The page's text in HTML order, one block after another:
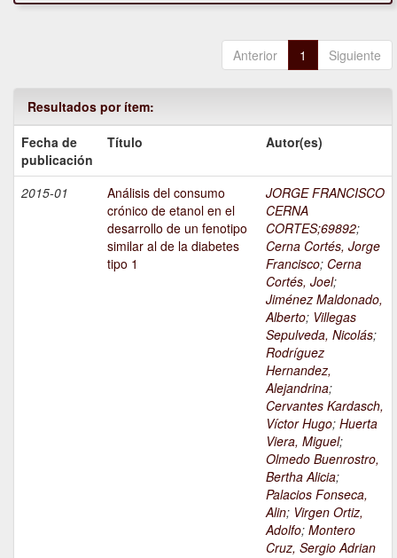
Anterior 1 Siguiente
Resultados por ítem:
Fecha de
publicación
Título Autor(es)
2015-01
Análisis del consumo
crónico de etanol en el
desarrollo de un fenotipo
similar al de la diabetes
tipo 1
JORGE FRANCISCO
CERNA
CORTES;69892;
Cerna Cortés, Jorge
Francisco; Cerna
Cortés, Joel;
Jiménez Maldonado,
Alberto; Villegas
Sepulveda, Nicolás;
Rodríguez
Hernandez,
Alejandrina;
Cervantes Kardasch,
Víctor Hugo; Huerta
Viera, Miguel;
Olmedo Buenrostro,
Bertha Alicia;
Palacios Fonseca,
Alin; Virgen Ortiz,
Adolfo; Montero
Cruz, Sergio Adrian